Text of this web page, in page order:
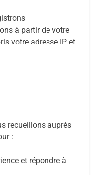
à partir de votre
votre adresse IP et
recueillons auprès
:
et répondre à